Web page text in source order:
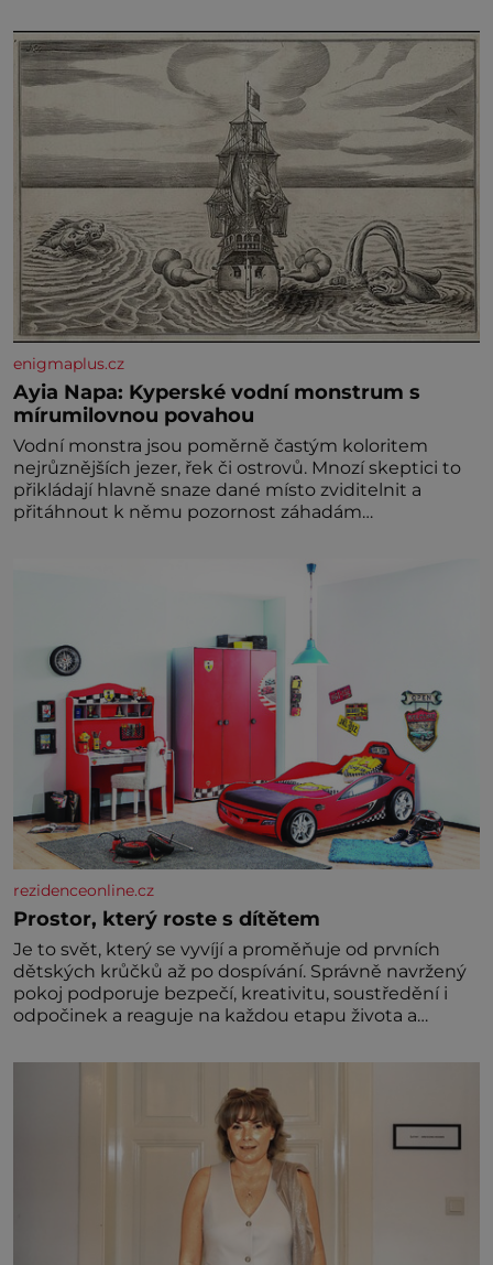
výslechů nikdo nevyvíjel fyzický ani psychický nátlak.
Syn brněnského řezníka chce být knězem a
enigmaplus.cz
Ayia Napa: Kyperské vodní monstrum s
mírumilovnou povahou
Vodní monstra jsou poměrně častým koloritem
nejrůznějších jezer, řek či ostrovů. Mnozí skeptici to
přikládají hlavně snaze dané místo zviditelnit a
přitáhnout k němu pozornost záhadám
rezidenceonline.cz
Prostor, který roste s dítětem
Je to svět, který se vyvíjí a proměňuje od prvních
dětských krůčků až po dospívání. Správně navržený
pokoj podporuje bezpečí, kreativitu, soustředění i
odpočinek a reaguje na každou etapu života a
jednoduchost, měkkost a bezpečí, proto by pokoj